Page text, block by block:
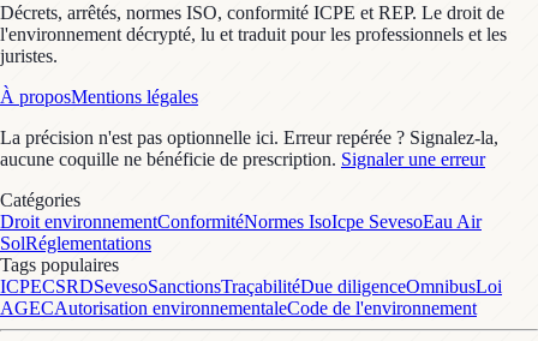
Décrets, arrêtés, normes ISO, conformité ICPE et REP. Le droit de
l'environnement décrypté, lu et traduit pour les professionnels et les
juristes.
À proposMentions légales
La précision n'est pas optionnelle ici. Erreur repérée ? Signalez-la,
aucune coquille ne bénéficie de prescription. Signaler une erreur
Catégories
Droit environnementConformitéNormes IsoIcpe SevesoEau Air
SolRéglementations
Tags populaires
ICPECSRDSevesoSanctionsTraçabilitéDue diligenceOmnibusLoi
AGECAutorisation environnementaleCode de l'environnement